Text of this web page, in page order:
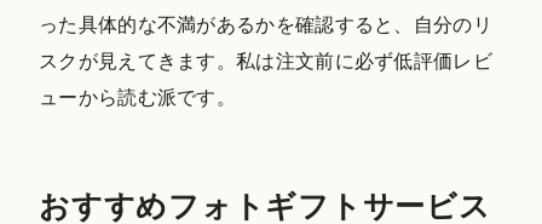
った具体的な不満があるかを確認すると、自分のリ
スクが見えてきます。私は注文前に必ず低評価レビ
ューから読む派です。
おすすめフォトギフトサービス